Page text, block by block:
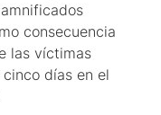
consecuencia
las víctimas
días en el